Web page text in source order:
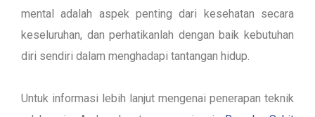
mental adalah aspek penting dari kesehatan secara
keseluruhan, dan perhatikanlah dengan baik kebutuhan
diri sendiri dalam menghadapi tantangan hidup.
Untuk informasi lebih lanjut mengenai penerapan teknik